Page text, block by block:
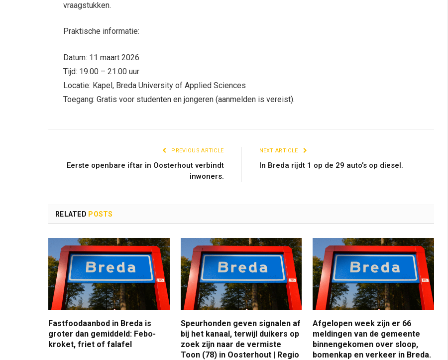
vraagstukken.
Praktische informatie:
Datum: 11 maart 2026
Tijd: 19.00 – 21.00 uur
Locatie: Kapel, Breda University of Applied Sciences
Toegang: Gratis voor studenten en jongeren (aanmelden is vereist).
PREVIOUS ARTICLE
Eerste openbare iftar in Oosterhout verbindt
inwoners.
NEXT ARTICLE
In Breda rijdt 1 op de 29 auto’s op diesel.
RELATED POSTS
Fastfoodaanbod in Breda is
groter dan gemiddeld: Febo-
kroket, friet of falafel
Speurhonden geven signalen af
bij het kanaal, terwijl duikers op
zoek zijn naar de vermiste
Toon (78) in Oosterhout | Regio
Afgelopen week zijn er 66
meldingen van de gemeente
binnengekomen over sloop,
bomenkap en verkeer in Breda.